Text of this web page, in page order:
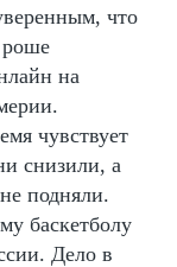
что
на
чувствует
снизили, а
подняли.
баскетболу
Дело в